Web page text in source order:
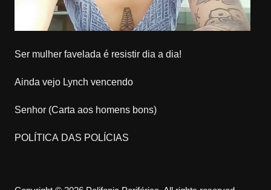
Ser mulher favelada é resistir dia a dia!
Ainda vejo Lynch vencendo
Senhor (Carta aos homens bons)
POLÍTICA DAS POLÍCIAS